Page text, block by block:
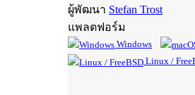
ผู้พัฒนา Stefan Trost
แพลตฟอร์ม
Windows
Linux /